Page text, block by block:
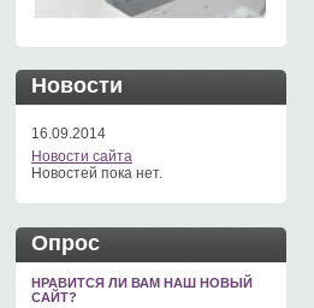
Новости
16.09.2014
Новости сайта
Новостей пока нет.
Опрос
НРАВИТСЯ ЛИ ВАМ НАШ НОВЫЙ
САЙТ?